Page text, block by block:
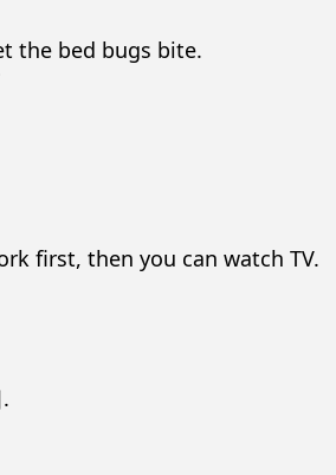
the bed bugs bite.
first, then you can watch TV.